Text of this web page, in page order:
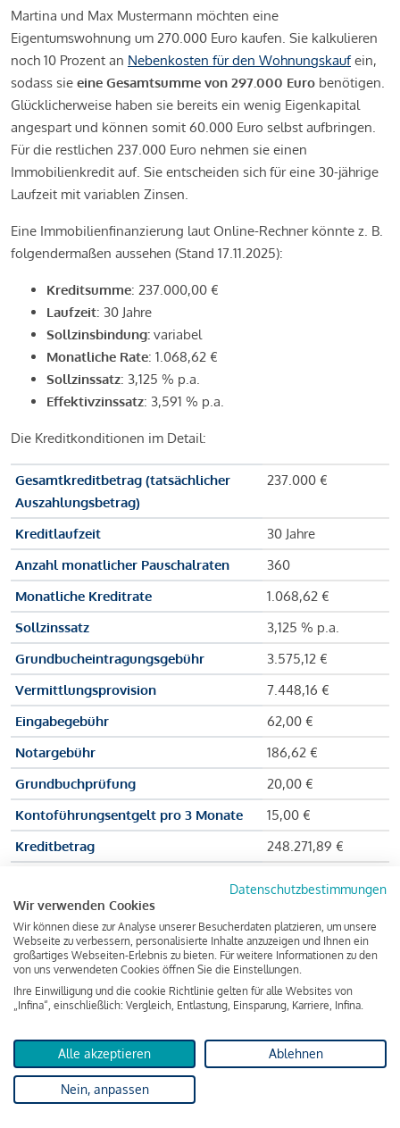
Martina und Max Mustermann möchten eine
Eigentumswohnung um 270.000 Euro kaufen. Sie kalkulieren
noch 10 Prozent an Nebenkosten für den Wohnungskaufein,
sodass sie eine Gesamtsumme von 297.000 Euro benötigen.
Glücklicherweise haben sie bereits ein wenig Eigenkapital
angespart und können somit 60.000 Euro selbst aufbringen.
Für die restlichen 237.000 Euro nehmen sie einen
Immobilienkredit auf. Sie entscheiden sich für eine 30-jährige
Laufzeit mit variablen Zinsen.
Eine Immobilienfinanzierung laut Online-Rechner könnte z. B.
folgendermaßen aussehen (Stand 17.11.2025):
Kreditsumme: 237.000,00 €
Laufzeit: 30 Jahre
Sollzinsbindung: variabel
Monatliche Rate: 1.068,62 €
Sollzinssatz: 3,125 % p.a.
Effektivzinssatz: 3,591 % p.a.
Die Kreditkonditionen im Detail:
Gesamtkreditbetrag (tatsächlicher
Auszahlungsbetrag)
237.000 €
Kreditlaufzeit
30 Jahre
Anzahl monatlicher Pauschalraten
360
Monatliche Kreditrate
1.068,62 €
Sollzinssatz
3,125 % p.a.
Grundbucheintragungsgebühr
3.575,12 €
Vermittlungsprovision
7.448,16 €
Eingabegebühr
62,00 €
Notargebühr
186,62 €
Grundbuchprüfung
20,00 €
Kontoführungsentgelt pro 3 Monate
15,00 €
Kreditbetrag
248.271,89 €
Zu zahlender Gesamtbetrag
Kreditvermittler
INFINA Credit
Broker GmbH
von 237.000 Euro ausgezahlt, um die Wohnung zu kaufen.
Darüber hinaus fallen aber noch einige Gebühren an (z. B. die
Grundbucheintragungsgebühr), sodass die Bank den
Datenschutzbestimmungen
Wir verwenden Cookies
Wir können diese zur Analyse unserer Besucherdaten platzieren, um unsere
Webseite zu verbessern, personalisierte Inhalte anzuzeigen und Ihnen ein
großartiges Webseiten-Erlebnis zu bieten. Für weitere Informationen zu den
von uns verwendeten Cookies öffnen Sie die Einstellungen.
Ihre Einwilligung und die cookie Richtlinie gelten für alle Websites von
„Infina“, einschließlich: Vergleich, Entlastung, Einsparung, Karriere, Infina.
Alle akzeptieren Ablehnen
Nein, anpassen